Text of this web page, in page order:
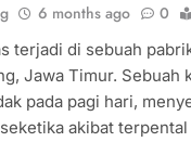
6 months ago 0
terjadi di sebuah
Jawa Timur. Sebuah
pada pagi hari,
akibat